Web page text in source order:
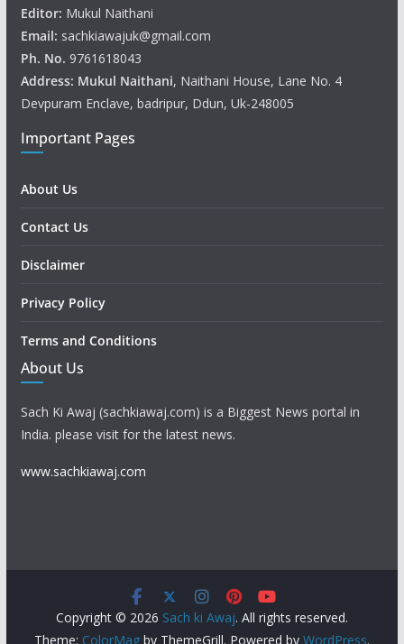
Editor: Mukul Naithani
Email: sachkiawajuk@gmail.com
Ph. No. 9761618043
Address: Mukul Naithani, Naithani House, Lane No. 4
Devpuram Enclave, badripur, Ddun, Uk-248005
Important Pages
About Us
Contact Us
Disclaimer
Privacy Policy
Terms and Conditions
About Us
Sach Ki Awaj (sachkiawaj.com) is a Biggest News portal in
India. please visit for the latest news.
www.sachkiawaj.com
Copyright © 2026 Sach ki Awaj. All rights reserved.
Theme: ColorMagby ThemeGrill. Powered by WordPress.